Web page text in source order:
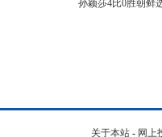
孙颖莎4比0胜朝鲜
关于本站 - 网上